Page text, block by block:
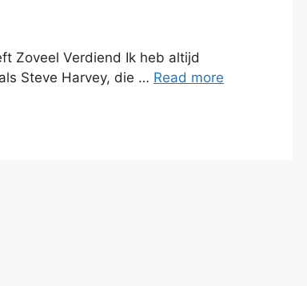
Zoveel Verdiend Ik heb altijd
Steve Harvey, die … Read more